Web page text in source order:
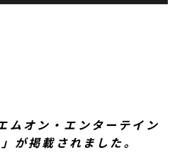
オン・エンターテイン
が掲載されました。